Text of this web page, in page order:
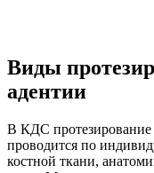
Виды
адентии
В КДС протезирование
проводится по
костной ткани,